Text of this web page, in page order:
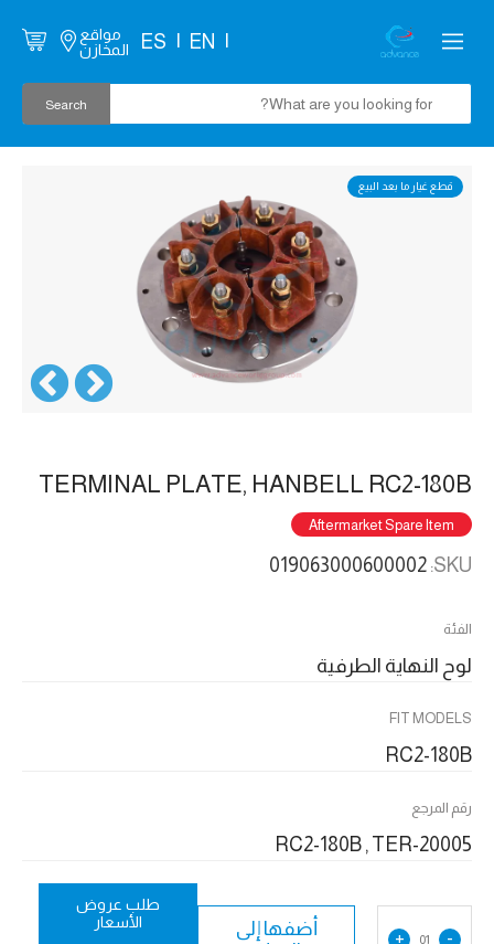
EN
ES
مواقع
المخازن
قطع غيار ما بعد البيع
TERMINAL PLATE, HANBELL RC2-180B
Aftermarket Spare Item
SKU:
الفئة
لوح النهاية الطرفية
FIT MODELS
RC2-180B
رقم المرجع
RC2-180B , TER-20005
-
01
+
أضفها إلى
طلب عروض
الأسعار